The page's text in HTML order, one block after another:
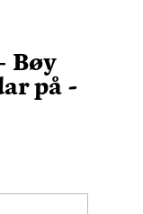
Bøy
på -